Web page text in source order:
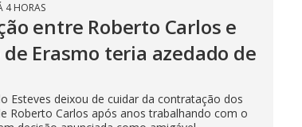
4 HORAS
entre Roberto Carlos e
Erasmo teria azedado de
Esteves deixou de cuidar da contratação dos
Roberto Carlos após anos trabalhando com o